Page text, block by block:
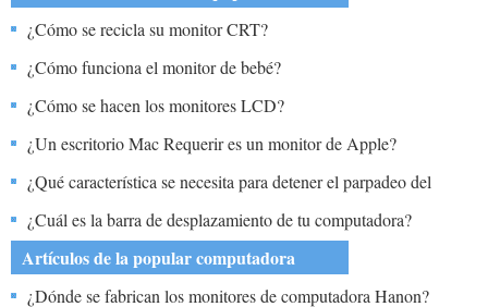
¿Cómo se recicla su monitor CRT?
¿Cómo funciona el monitor de bebé?
¿Cómo se hacen los monitores LCD?
¿Un escritorio Mac Requerir es un monitor de Apple?
¿Qué característica se necesita para detener el parpadeo del
monitor de la computadora?
¿Cuál es la barra de desplazamiento de tu computadora?
Artículos de la popular computadora
¿Dónde se fabrican los monitores de computadora Hanon?